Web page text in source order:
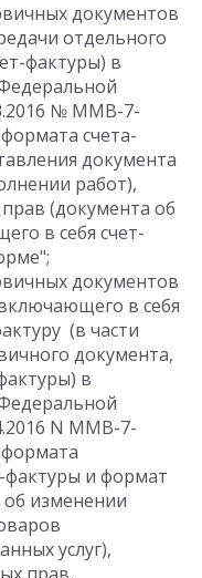
документов
отдельного
фактуры) в
№ ММВ-7-
счета-
документа
работ),
(документа об
в себя счет-
документов
в себя
(в части
документа,
в
N ММВ-7-
фактуры и формат
об изменении
услуг),